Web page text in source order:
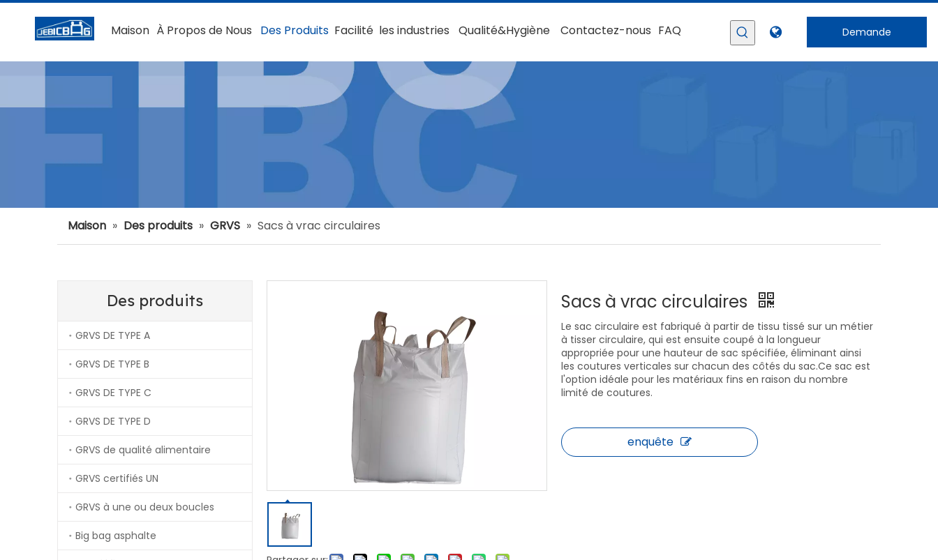
Maison À Propos de Nous Des Produits Facilité les industries Qualité&Hygiène Contactez-nous FAQ Demande
Maison » Des produits » GRVS » Sacs à vrac circulaires
Des produits
GRVS DE TYPE A
GRVS DE TYPE B
GRVS DE TYPE C
GRVS DE TYPE D
GRVS de qualité alimentaire
GRVS certifiés UN
GRVS à une ou deux boucles
Big bag asphalte
Sacs à vrac circulaires
Le sac circulaire est fabriqué à partir de tissu tissé sur un métier
à tisser circulaire, qui est ensuite coupé à la longueur
appropriée pour une hauteur de sac spécifiée, éliminant ainsi
les coutures verticales sur chacun des côtés du sac.Ce sac est
l'option idéale pour les matériaux fins en raison du nombre
limité de coutures.
enquête